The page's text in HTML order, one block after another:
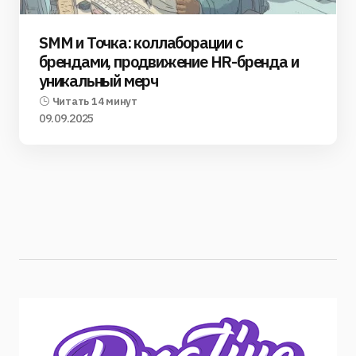
SMM и Точка: коллаборации с
брендами, продвижение HR-бренда и
уникальный мерч
Читать 14 минут
09.09.2025